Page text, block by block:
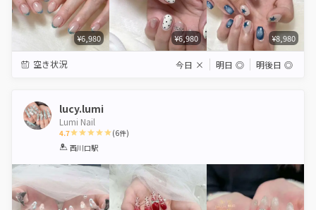
¥6,980 ¥6,980 ¥8,980
空き状況 今日 × 明日 ◎ 明後日 ◎
lucy.lumi
Lumi Nail
4.7
1 2 3 4
(6件)
西川口駅